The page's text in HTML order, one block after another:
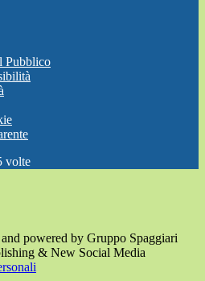
Pubblico
volte
powered by Gruppo Spaggiari
& New Social Media